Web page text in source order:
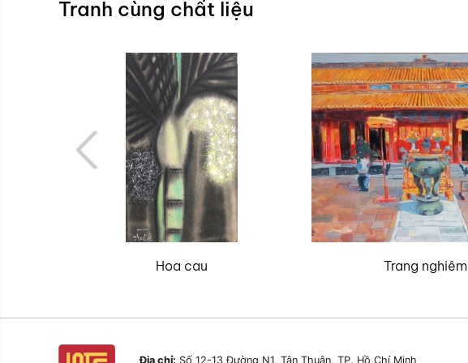
Tranh cùng chất liệu
Hoa cau Trang nghiêm
Địa chỉ: Số 12-13 Đường N1, Tân Thuận, TP. Hồ Chí Minh